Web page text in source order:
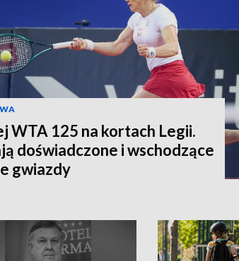
WTA 125 na kortach Legii.
doświadczone i wschodzące
gwiazdy